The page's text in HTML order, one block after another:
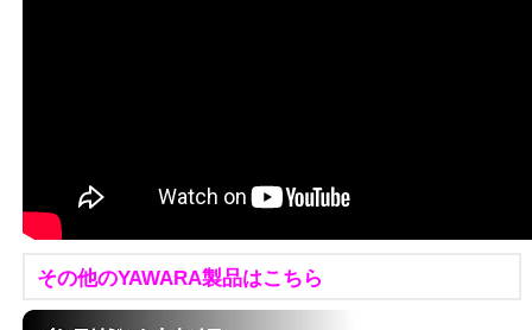
その他のYAWARA製品はこちら